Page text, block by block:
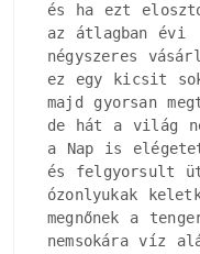
és ha ezt
az átlagban évi
négyszeres
ez egy kicsit
majd gyorsan
de hát a világ
a Nap is
és felgyorsult
ózonlyukak
megnőnek a
nemsokára víz